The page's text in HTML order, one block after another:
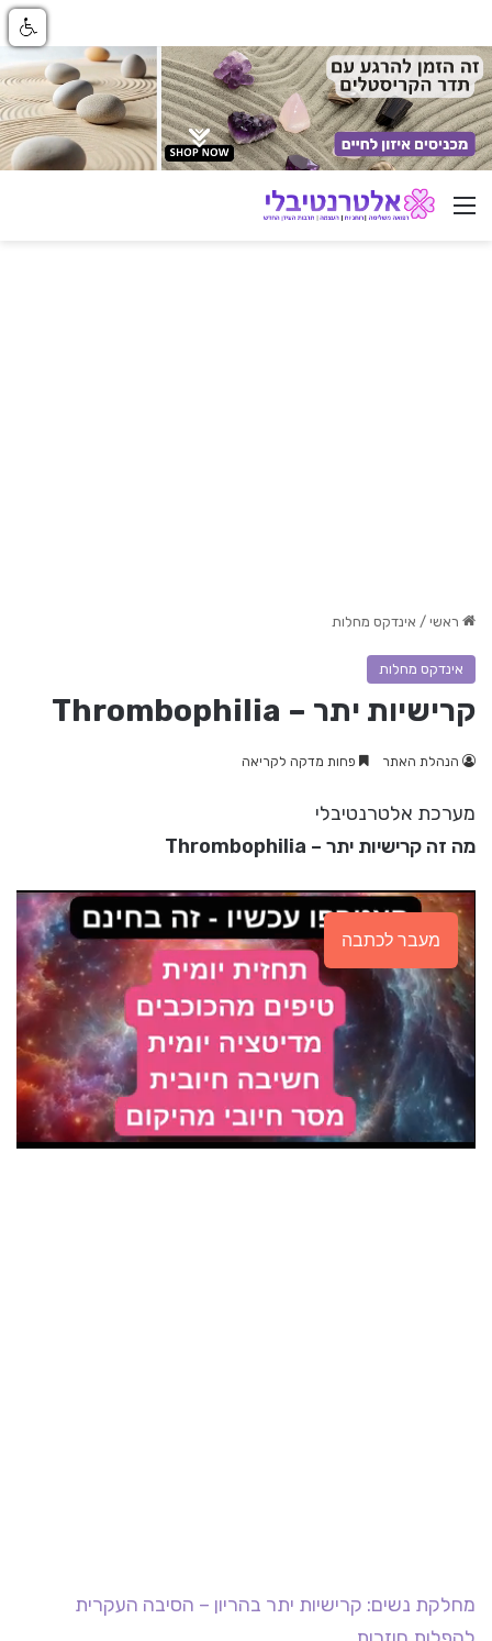
ניווט באתר
ראשי / אינדקס מחלות
אינדקס מחלות
קרישיות יתר – Thrombophilia
הנהלת האתר פחות מדקה לקריאה
מערכת אלטרנטיבלי
מה זה קרישיות יתר – Thrombophilia
מעבר לכתבה
מחלקת נשים: קרישיות יתר בהריון – הסיבה העקרית